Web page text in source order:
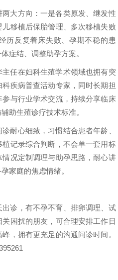
大方向：一是各类原发、继发性
移植后保胎管理、多次移植失败
历反复着床失败、孕期不稳的患
症结、调整助孕方案。
任在妇科生殖学术领域也拥有突
疾病普查活动专家，同时长期担
与行业学术交流，持续分享临床
助生殖诊疗技术标准。
耐心细致，习惯结合患者年龄、
记录综合判断，不会单一套用标
况定制调理与助孕思路，耐心讲
家庭的焦虑情绪。
诊，有不孕不育、排卵调理、试
困扰的朋友，可合理安排工作日
，拥有更充足的沟通问诊时间。